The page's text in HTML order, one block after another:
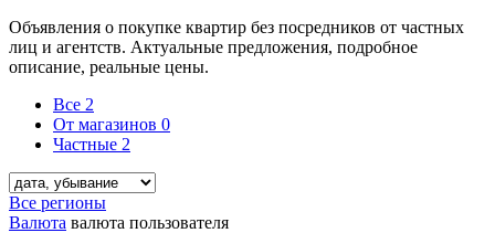
Объявления о покупке квартир без посредников от частных
лиц и агентств. Актуальные предложения, подробное
описание, реальные цены.
Все 2
От магазинов 0
Частные 2
Все регионы
Валюта валюта пользователя